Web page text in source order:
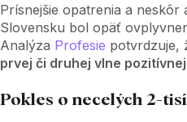
Prísnejšie opatrenia a
Slovensku bol opäť
Analýza Profesie potvrdzuje,
prvej či druhej vlne
Pokles o necelých 2-